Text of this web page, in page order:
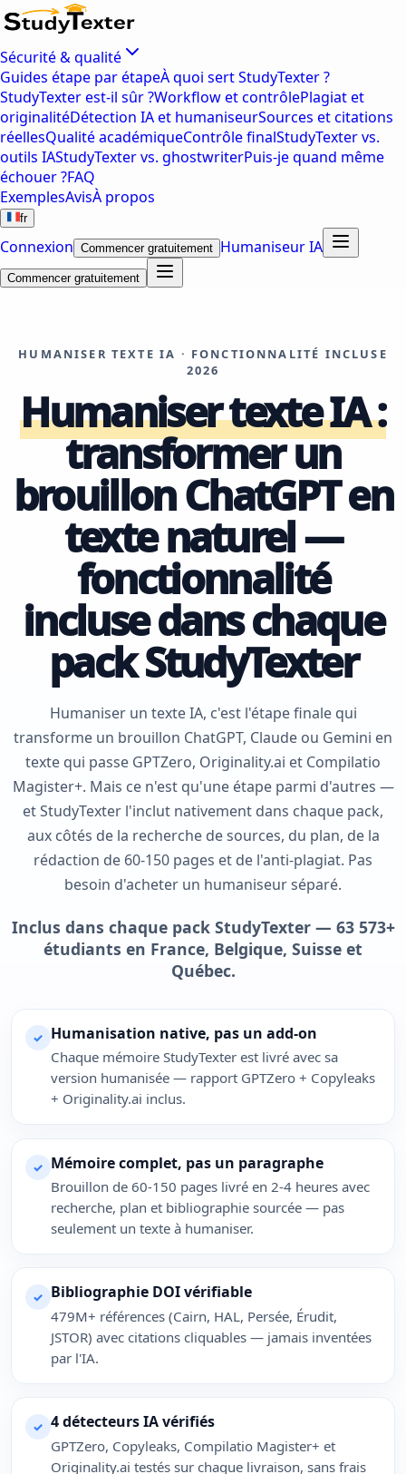
Sécurité & qualité
Guides étape par étapeÀ quoi sert StudyTexter ?
StudyTexter est-il sûr ?Workflow et contrôlePlagiat et
originalitéDétection IA et humaniseurSources et citations
réellesQualité académiqueContrôle finalStudyTexter vs.
outils IAStudyTexter vs. ghostwriterPuis-je quand même
échouer ?FAQ
ExemplesAvisÀ propos
fr
Connexion Commencer gratuitement Humaniseur IA
Commencer gratuitement
HUMANISER TEXTE IA · FONCTIONNALITÉ INCLUSE
2026
Humaniser texte IA :
transformer un
brouillon ChatGPT en
texte naturel —
fonctionnalité
incluse dans chaque
pack StudyTexter
Humaniser un texte IA, c'est l'étape finale qui
transforme un brouillon ChatGPT, Claude ou Gemini en
texte qui passe GPTZero, Originality.ai et Compilatio
Magister+. Mais ce n'est qu'une étape parmi d'autres —
et StudyTexter l'inclut nativement dans chaque pack,
aux côtés de la recherche de sources, du plan, de la
rédaction de 60-150 pages et de l'anti-plagiat. Pas
besoin d'acheter un humaniseur séparé.
Inclus dans chaque pack StudyTexter — 63 573+
étudiants en France, Belgique, Suisse et
Québec.
✓ Humanisation native, pas un add-on
Chaque mémoire StudyTexter est livré avec sa
version humanisée — rapport GPTZero + Copyleaks
+ Originality.ai inclus.
✓ Mémoire complet, pas un paragraphe
Brouillon de 60-150 pages livré en 2-4 heures avec
recherche, plan et bibliographie sourcée — pas
seulement un texte à humaniser.
✓ Bibliographie DOI vérifiable
479M+ références (Cairn, HAL, Persée, Érudit,
JSTOR) avec citations cliquables — jamais inventées
par l'IA.
✓ 4 détecteurs IA vérifiés
GPTZero, Copyleaks, Compilatio Magister+ et
Originality.ai testés sur chaque livraison, sans frais